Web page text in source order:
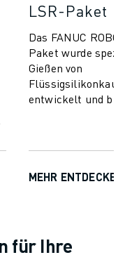
LSR-Paket
Das FANUC
Paket wurde
Gießen von
entwickelt und
MEHR ENTDECKEN
für Ihre